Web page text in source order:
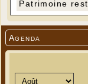
Agenda
Patrimoine